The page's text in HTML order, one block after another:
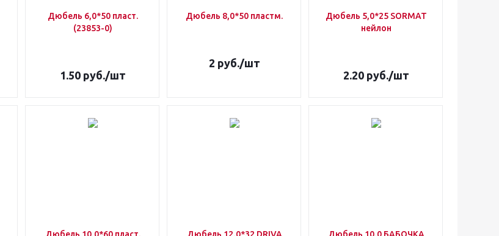
Дюбель 6,0*50 пласт.
(23853-0)
1.50руб./шт
Дюбель 8,0*50 пластм.
2 руб./шт
Дюбель 5,0*25 SORMAT
нейлон
2.20руб./шт